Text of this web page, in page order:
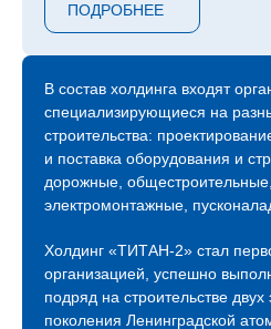
энергоблока Курской АЭС,
ОДЭК «Прорыв» с реактором
в Северске, Центра
«Сибирский кольцевой
С 2015 года холдинг
на международной арене
сегодняшний день мы
АЭС «Аккую» в Турции, АЭС
АЭС «Пакш-2» в Венгрии.
Компания растет, активно
ПОДРОБНЕЕ
В состав холдинга входят
специализирующиеся на
строительства:
и поставка оборудования и
дорожные,
электромонтажные,
Холдинг «ТИТАН‑2» стал
организацией, успешно
подряд на строительстве двух
поколения Ленинградской